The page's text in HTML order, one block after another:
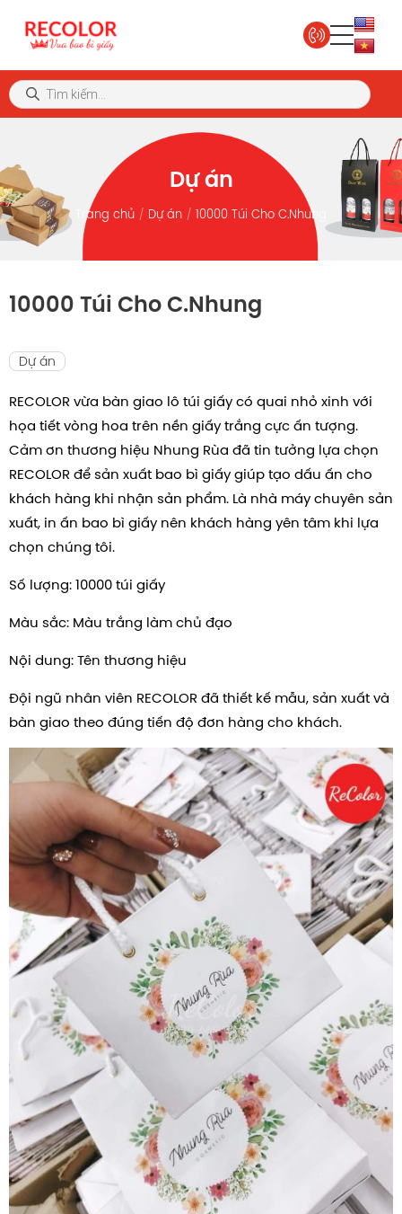
Dự án
Trang chủ Dự án 10000 Túi Cho C.Nhung
10000 Túi Cho C.Nhung
Dự án
RECOLOR vừa bàn giao lô túi giấy có quai nhỏ xinh với
họa tiết vòng hoa trên nền giấy trắng cực ấn tượng.
Cảm ơn thương hiệu Nhung Rùa đã tin tưởng lựa chọn
RECOLOR để sản xuất bao bì giấy giúp tạo dấu ấn cho
khách hàng khi nhận sản phẩm. Là nhà máy chuyên sản
xuất, in ấn bao bì giấy nên khách hàng yên tâm khi lựa
chọn chúng tôi.
Số lượng: 10000 túi giấy
Màu sắc: Màu trắng làm chủ đạo
Nội dung: Tên thương hiệu
Đội ngũ nhân viên RECOLOR đã thiết kế mẫu, sản xuất và
bàn giao theo đúng tiến độ đơn hàng cho khách.